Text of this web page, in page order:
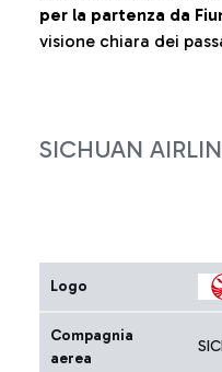
per la partenza da
visione chiara dei
SICHUAN
Logo
Compagnia
aerea